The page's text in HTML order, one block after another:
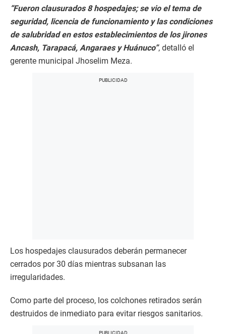
“Fueron clausurados 8 hospedajes; se vio el tema de
seguridad, licencia de funcionamiento y las condiciones
de salubridad en estos establecimientos de los jirones
Ancash, Tarapacá, Angaraes y Huánuco”, detalló el
gerente municipal Jhoselim Meza.
Los hospedajes clausurados deberán permanecer
cerrados por 30 días mientras subsanan las
irregularidades.
Como parte del proceso, los colchones retirados serán
destruidos de inmediato para evitar riesgos sanitarios.